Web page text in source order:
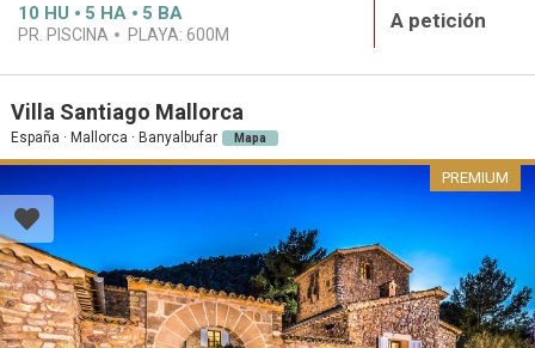
10 HU 5 HA 5 BA
PR. PISCINA PLAYA: 600M
A petición
Villa Santiago Mallorca
España · Mallorca · Banyalbufar Mapa
PREMIUM